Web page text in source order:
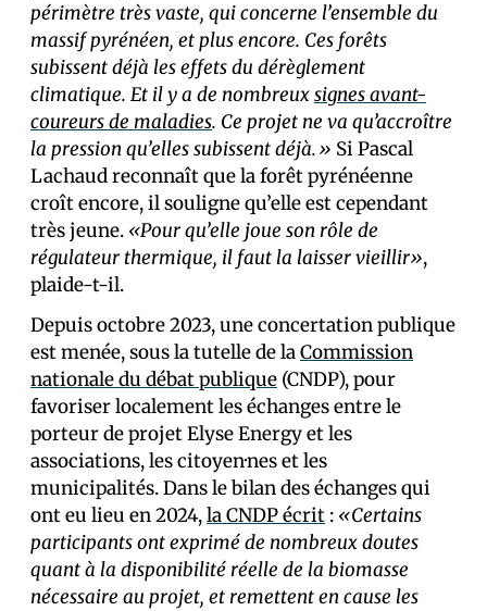
périmètre très vaste, qui concerne l’ensemble du
massif pyrénéen, et plus encore. Ces forêts
subissent déjà les effets du dérèglement
climatique. Et il y a de nombreuxsignes avant-
coureurs de maladies. Ce projet ne va qu’accroître
la pression qu’elles subissent déjà.» Si Pascal
Lachaud reconnaît que la forêt pyrénéenne
croît encore, il souligne qu’elle est cependant
très jeune. «Pour qu’elle joue son rôle de
régulateur thermique, il faut la laisser vieillir»,
plaide-t-il.
Depuis octobre 2023, une concertation publique
est menée, sous la tutelle de laCommission
nationale du débat publique (CNDP), pour
favoriser localement les échanges entre le
porteur de projet Elyse Energy et les
associations, les citoyen·nes et les
municipalités. Dans le bilan des échanges qui
ont eu lieu en 2024,la CNDP écrit : «Certains
participants ont exprimé de nombreux doutes
quant à la disponibilité réelle de la biomasse
nécessaire au projet, et remettent en cause les